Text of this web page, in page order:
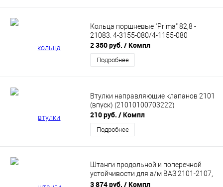
Кольца поршневые "Prima" 82,8 -
21083. 4-3155-080/4-1155-080
2 350 руб. / Компл
Подробнее
Втулки направляющие клапанов 2101
(впуск) (21010100703222)
210 руб. / Компл
Подробнее
Штанги продольной и поперечной
устойчивости для а/м ВАЗ 2101-2107,
СЭВИ-ЭКСТРИМ 2104-9010
3 874 руб. / Компл